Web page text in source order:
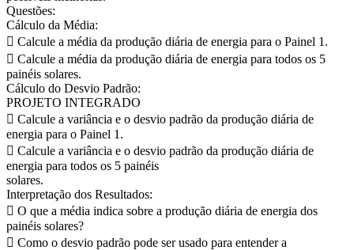
Questões:
Cálculo da Média:
 Calcule a média da produção diária de energia para o Painel 1.
 Calcule a média da produção diária de energia para todos os 5
painéis solares.
Cálculo do Desvio Padrão:
PROJETO INTEGRADO
 Calcule a variância e o desvio padrão da produção diária de
energia para o Painel 1.
 Calcule a variância e o desvio padrão da produção diária de
energia para todos os 5 painéis
solares.
Interpretação dos Resultados:
 O que a média indica sobre a produção diária de energia dos
painéis solares?
 Como o desvio padrão pode ser usado para entender a